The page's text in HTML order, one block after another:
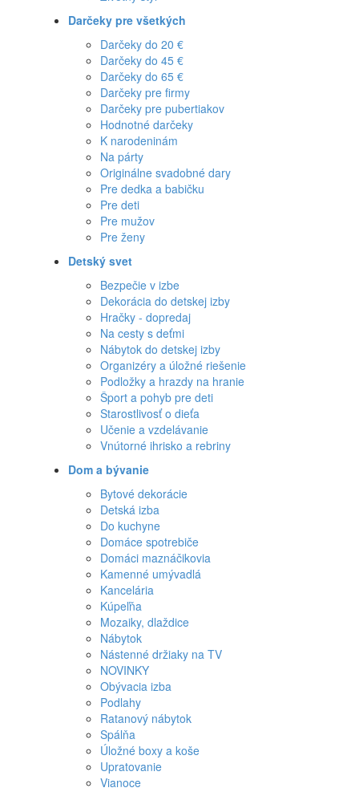
Darčeky pre všetkých
Darčeky do 20 €
Darčeky do 45 €
Darčeky do 65 €
Darčeky pre firmy
Darčeky pre pubertiakov
Hodnotné darčeky
K narodeninám
Na párty
Originálne svadobné dary
Pre dedka a babičku
Pre deti
Pre mužov
Pre ženy
Detský svet
Bezpečie v izbe
Dekorácia do detskej izby
Hračky - dopredaj
Na cesty s deťmi
Nábytok do detskej izby
Organizéry a úložné riešenie
Podložky a hrazdy na hranie
Šport a pohyb pre deti
Starostlivosť o dieťa
Učenie a vzdelávanie
Vnútorné ihrisko a rebriny
Dom a bývanie
Bytové dekorácie
Detská izba
Do kuchyne
Domáce spotrebiče
Domáci maznáčikovia
Kamenné umývadlá
Kancelária
Kúpeľňa
Mozaiky, dlaždice
Nábytok
Nástenné držiaky na TV
NOVINKY
Obývacia izba
Podlahy
Ratanový nábytok
Spálňa
Úložné boxy a koše
Upratovanie
Vianoce